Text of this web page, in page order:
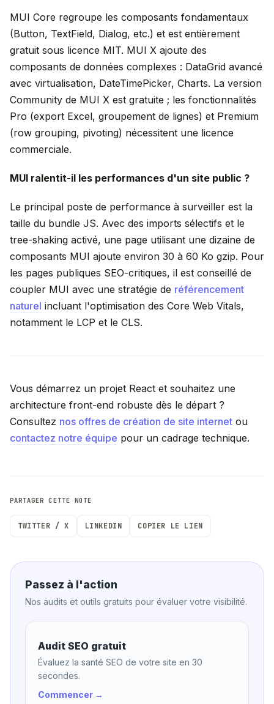
MUI Core regroupe les composants fondamentaux
(Button, TextField, Dialog, etc.) et est entièrement
gratuit sous licence MIT. MUI X ajoute des
composants de données complexes : DataGrid avancé
avec virtualisation, DateTimePicker, Charts. La version
Community de MUI X est gratuite ; les fonctionnalités
Pro (export Excel, groupement de lignes) et Premium
(row grouping, pivoting) nécessitent une licence
commerciale.
MUI ralentit-il les performances d'un site public ?
Le principal poste de performance à surveiller est la
taille du bundle JS. Avec des imports sélectifs et le
tree-shaking activé, une page utilisant une dizaine de
composants MUI ajoute environ 30 à 60 Ko gzip. Pour
les pages publiques SEO-critiques, il est conseillé de
coupler MUI avec une stratégie de référencement
naturel incluant l'optimisation des Core Web Vitals,
notamment le LCP et le CLS.
Vous démarrez un projet React et souhaitez une
architecture front-end robuste dès le départ ?
Consultez nos offres de création de site internet ou
contactez notre équipe pour un cadrage technique.
PARTAGER CETTE NOTE
TWITTER / X LINKEDIN COPIER LE LIEN
Passez à l'action
Nos audits et outils gratuits pour évaluer votre visibilité.
Audit SEO gratuit
Évaluez la santé SEO de votre site en 30
secondes.
Commencer →